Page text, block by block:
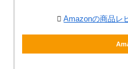
Amazonの商品レ